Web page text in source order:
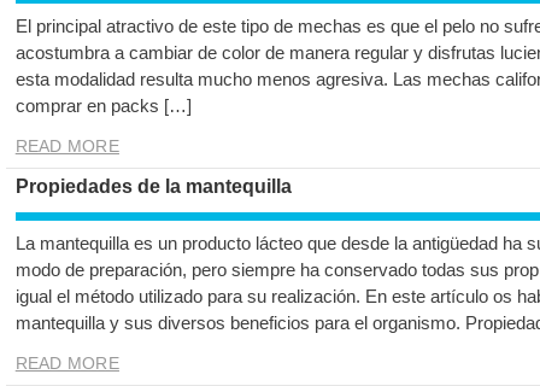
El principal atractivo de este tipo de mechas es que el pelo no
acostumbra a cambiar de color de manera regular y disfrutas
esta modalidad resulta mucho menos agresiva. Las mechas
comprar en packs […]
READ MORE
Propiedades de la mantequilla
La mantequilla es un producto lácteo que desde la antigüedad ha
modo de preparación, pero siempre ha conservado todas sus
igual el método utilizado para su realización. En este artículo os
mantequilla y sus diversos beneficios para el organismo.
READ MORE